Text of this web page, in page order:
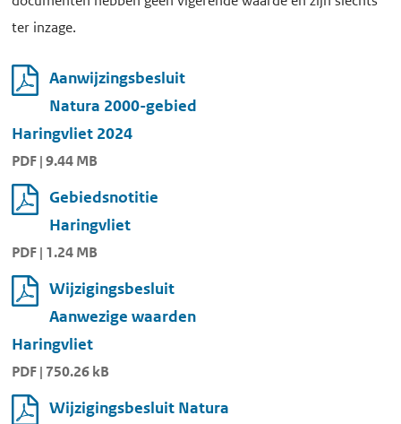
ter inzage.
Aanwijzingsbesluit
Natura 2000-gebied
Haringvliet 2024
PDF | 9.44 MB
Gebiedsnotitie
Haringvliet
PDF | 1.24 MB
Wijzigingsbesluit
Aanwezige waarden
Haringvliet
PDF | 750.26 kB
Wijzigingsbesluit Natura